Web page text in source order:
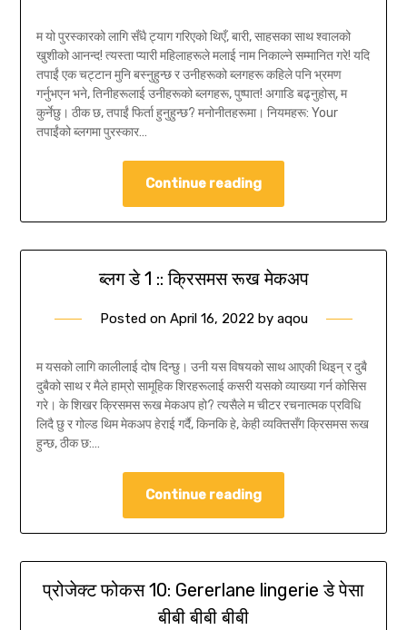
म यो पुरस्कारको लागि सँधै ट्याग गरिएको थिएँ, बारी, साहसका साथ श्वालको
खुशीको आनन्द! त्यस्ता प्यारी महिलाहरूले मलाई नाम निकाल्ने सम्मानित गरे! यदि
तपाईं एक चट्टान मुनि बस्नुहुन्छ र उनीहरूको ब्लगहरू कहिले पनि भ्रमण
गर्नुभएन भने, तिनीहरूलाई उनीहरूको ब्लगहरू, पुष्पात! अगाडि बढ्नुहोस्, म
कुर्नेछु। ठीक छ, तपाईं फिर्ता हुनुहुन्छ? मनोनीतहरूमा। नियमहरू: Your
तपाईंको ब्लगमा पुरस्कार…
Continue reading
ब्लग डे 1 :: क्रिसमस रूख मेकअप
Posted on April 16, 2022 by aqou
म यसको लागि कालीलाई दोष दिन्छु। उनी यस विषयको साथ आएकी थिइन् र दुबै
दुबैको साथ र मैले हाम्रो सामूहिक शिरहरूलाई कसरी यसको व्याख्या गर्न कोसिस
गरे। के शिखर क्रिसमस रूख मेकअप हो? त्यसैले म चीटर रचनात्मक प्रविधि
लिदै छु र गोल्ड थिम मेकअप हेराई गर्दै, किनकि हे, केही व्यक्तिसँग क्रिसमस रूख
हुन्छ, ठीक छ:…
Continue reading
प्रोजेक्ट फोकस 10: Gererlane lingerie डे पेसा
बीबी बीबी बीबी